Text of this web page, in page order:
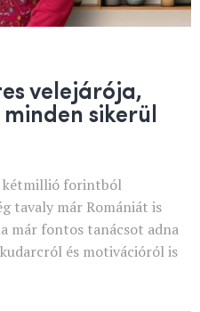
velejárója,
sikerül
kétmillió forintból
tavaly már Romániát is
már fontos tanácsot adna
és motivációról is